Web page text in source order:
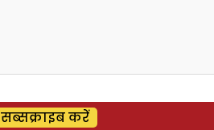
सब्सक्राइब करें